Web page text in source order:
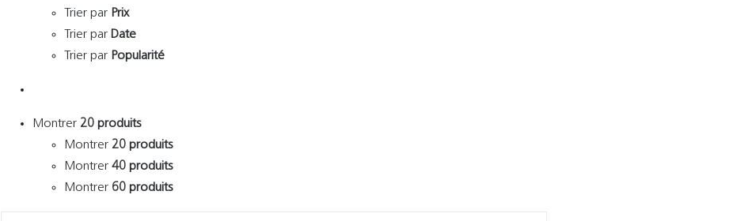
Trier par Prix
Trier parDate
Trier par Popularité
Montrer 20 produits
Montrer 20 produits
Montrer40 produits
Montrer 60 produits